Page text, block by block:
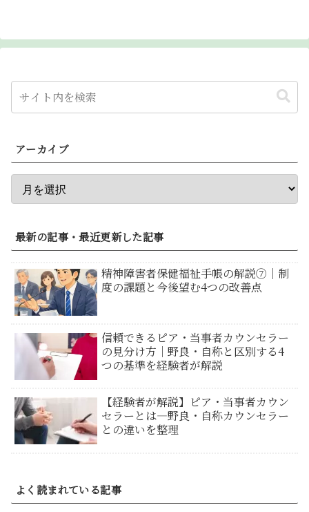
アーカイブ
最新の記事・最近更新した記事
精神障害者保健福祉手帳の解説⑦｜制
度の課題と今後望む4つの改善点
信頼できるピア・当事者カウンセラー
の見分け方｜野良・自称と区別する4
つの基準を経験者が解説
【経験者が解説】ピア・当事者カウン
セラーとは―野良・自称カウンセラー
との違いを整理
よく読まれている記事